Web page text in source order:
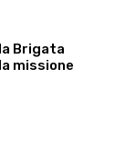
Brigata
missione